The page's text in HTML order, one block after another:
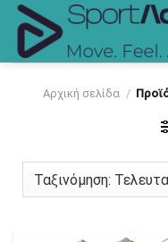
Skip
content
Αρχική σελίδα /